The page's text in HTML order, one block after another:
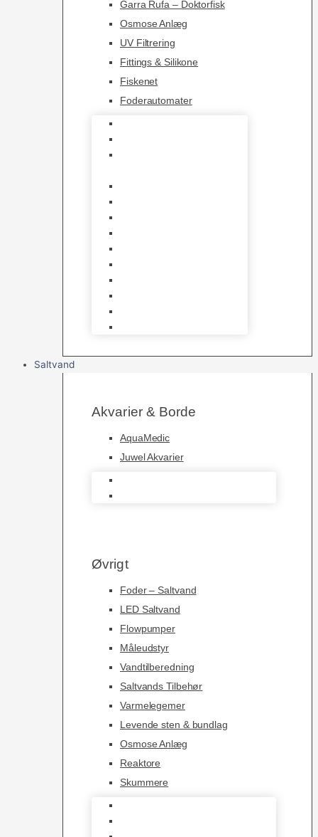
Garra Rufa – Doktorfisk
Osmose Anlæg
UV Filtrering
Fittings & Silikone
Fiskenet
Foderautomater
Saltvand
Akvarier & Borde
AquaMedic
Juwel Akvarier
Øvrigt
Foder – Saltvand
LED Saltvand
Flowpumper
Måleudstyr
Vandtilberedning
Saltvands Tilbehør
Varmelegemer
Levende sten & bundlag
Osmose Anlæg
Reaktore
Skummere